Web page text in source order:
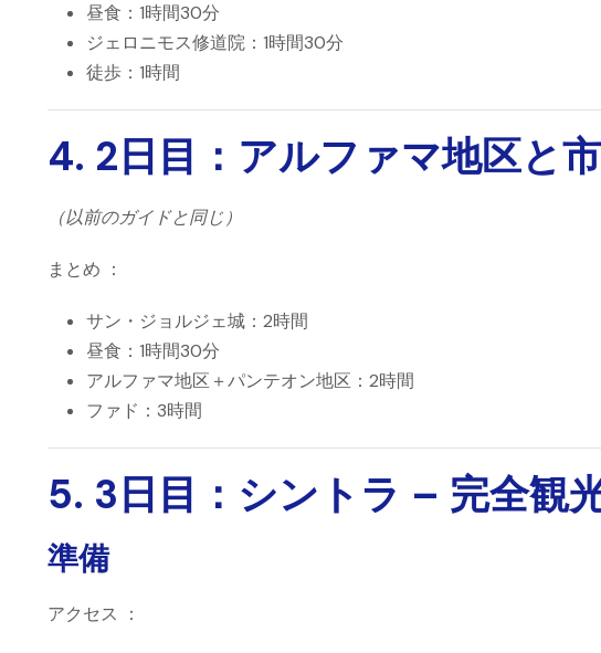
昼食：1時間30分
ジェロニモス修道院：1時間30分
徒歩：1時間
4. 2日目：アルファマ地区と
（以前のガイドと同じ）
まとめ ：
サン・ジョルジェ城：2時間
昼食：1時間30分
アルファマ地区＋パンテオン地区：2時間
ファド：3時間
5. 3日目：シントラ – 完全観
準備
アクセス ：